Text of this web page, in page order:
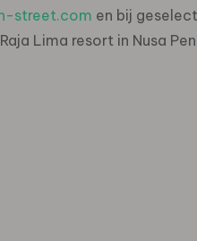
street.com en bij
Lima resort in Nusa